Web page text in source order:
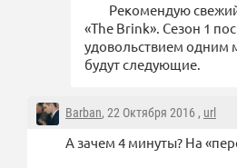
Рекомендую
«The Brink». Сезон 1
удовольствием одним
будут следующие.
Barban, 22 Октября 2016 , url
А зачем 4 минуты? На